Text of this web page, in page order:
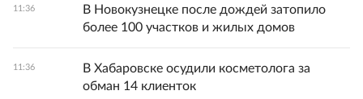
11:36
В Новокузнецке после дождей затопило
более 100 участков и жилых домов
11:36
В Хабаровске осудили косметолога за
обман 14 клиенток